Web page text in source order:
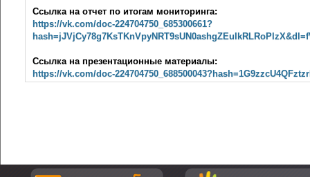
Ссылка на отчет по итогам мониторинга:
https://vk.com/doc-224704750_685300661?
Ссылка на презентационные материалы:
https://vk.com/doc-